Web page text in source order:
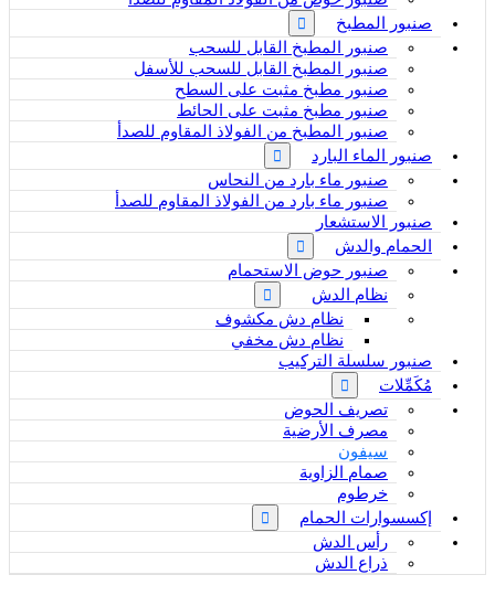
صنبور المطبخ
صنبور المطبخ القابل للسحب
صنبور المطبخ القابل للسحب للأسفل
صنبور مطبخ مثبت على السطح
صنبور مطبخ مثبت على الحائط
صنبور المطبخ من الفولاذ المقاوم للصدأ
صنبور الماء البارد
صنبور ماء بارد من النحاس
صنبور ماء بارد من الفولاذ المقاوم للصدأ
صنبور الاستشعار
الحمام والدش
صنبور حوض الاستحمام
نظام الدش
نظام دش مكشوف
نظام دش مخفي
صنبور سلسلة التركيب
مُكَمِّلات
تصريف الحوض
مصرف الأرضية
سيفون
صمام الزاوية
خرطوم
إكسسوارات الحمام
رأس الدش
ذراع الدش